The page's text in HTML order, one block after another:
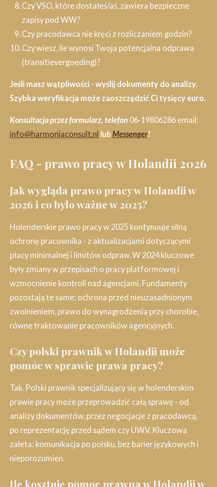
Czy VSO, które dostałeś/aś, zawiera bezpieczne
zapisy pod WW?
Czy pracodawca nie kręci z rozliczaniem godzin?
Czy wiesz, ile wynosi Twoja potencjalna odprawa
(transitievergoeding)?
Jeśli masz wątpliwości - wyślij dokumenty do analizy.
Szybka weryfikacja może zaoszczędzić Ci tysięcy euro.
Konsultacja przez formularz, telefon 06-19806286 email:
info@harmoniaconsult.nl lubMessenger!
FAQ - prawo pracy w Holandii 2026
Jak wygląda prawo pracy w Holandii w
2026 i co było ważne w 2025?
Holenderskie prawo pracy w 2025 kontynuuje silną
ochronę pracownika - z aktualizacjami dotyczącymi
płacy minimalnej i limitów odpraw. W 2024 kluczowe
były zmiany w przepisach o pracy platformowej i
wzmocnienie kontroli nad agencjami. Fundamenty
pozostają te same: ochrona przed nieuzasadnionym
zwolnieniem, prawo do wynagrodzenia przy chorobie,
równe traktowanie pracowników agencyjnych.
Czy polski prawnik w Holandii może
pomóc w sprawie prawa pracy?
Tak. Polski prawnik specjalizujący się w holenderskim
prawie pracy może przeprowadzić całą sprawę - od
analizy dokumentów, przez negocjacje z pracodawcą,
po reprezentację przed sądem czy UWV. Kluczowa
zaleta: komunikacja po polsku, bez barier językowych i
nieporozumień.
Ile kosztuje pomoc prawna w Holandii w